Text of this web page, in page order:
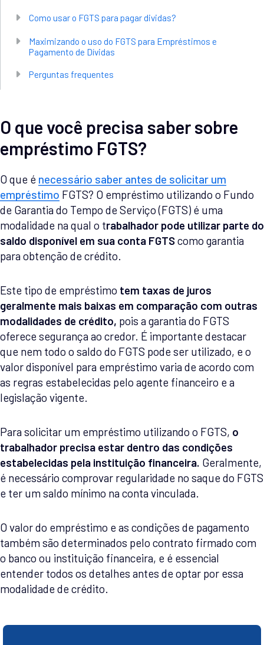
Como usar o FGTS para pagar dividas?
Maximizando o uso do FGTS para Empréstimos e
Pagamento de Dívidas
Perguntas frequentes
O que você precisa saber sobre
empréstimo FGTS?
O que é necessário saber antes de solicitar um
empréstimo FGTS? O empréstimo utilizando o Fundo
de Garantia do Tempo de Serviço (FGTS) é uma
modalidade na qual o trabalhador pode utilizar parte do
saldo disponível em sua conta FGTScomo garantia
para obtenção de crédito.
Este tipo de empréstimo tem taxas de juros
geralmente mais baixas em comparação com outras
modalidades de crédito, pois a garantia do FGTS
oferece segurança ao credor. É importante destacar
que nem todo o saldo do FGTS pode ser utilizado, e o
valor disponível para empréstimo varia de acordo com
as regras estabelecidas pelo agente financeiro e a
legislação vigente.
Para solicitar um empréstimo utilizando o FGTS, o
trabalhador precisa estar dentro das condições
estabelecidas pela instituição financeira. Geralmente,
é necessário comprovar regularidade no saque do FGTS
e ter um saldo mínimo na conta vinculada.
O valor do empréstimo e as condições de pagamento
também são determinados pelo contrato firmado com
o banco ou instituição financeira, e é essencial
entender todos os detalhes antes de optar por essa
modalidade de crédito.